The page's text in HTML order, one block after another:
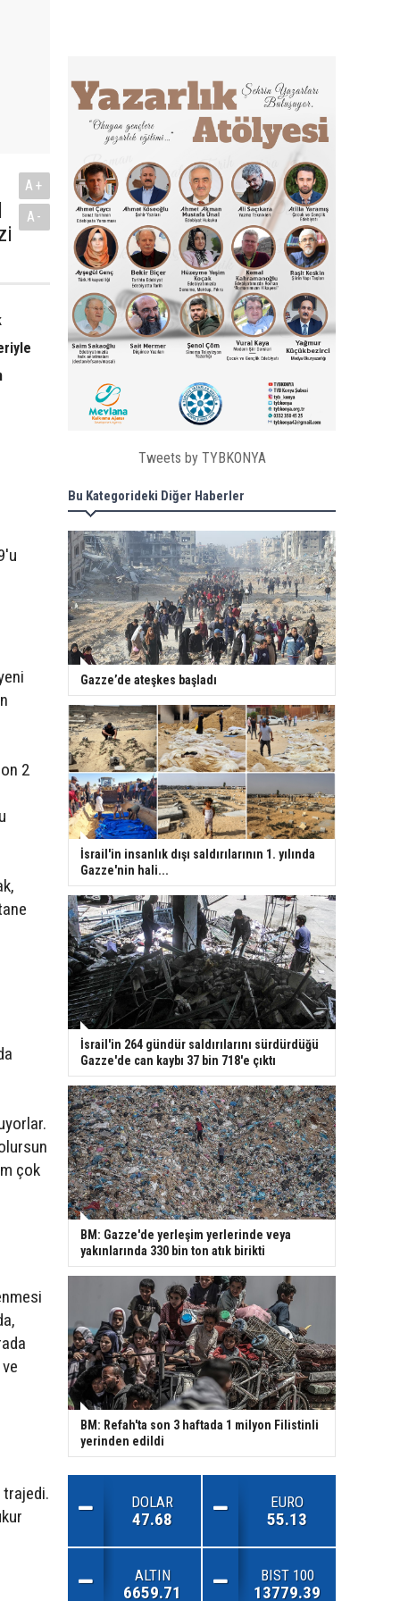
A+
A-
2
çok
trajedi.
Tweets by TYBKONYA
Bu Kategorideki Diğer Haberler
Gazze’de ateşkes başladı
İsrail'in insanlık dışı saldırılarının 1. yılında
Gazze'nin hali...
İsrail'in 264 gündür saldırılarını sürdürdüğü
Gazze'de can kaybı 37 bin 718'e çıktı
BM: Gazze'de yerleşim yerlerinde veya
yakınlarında 330 bin ton atık birikti
BM: Refah'ta son 3 haftada 1 milyon Filistinli
yerinden edildi
DOLAR
47.68
EURO
55.13
ALTIN
6659.71
BIST 100
13779.39